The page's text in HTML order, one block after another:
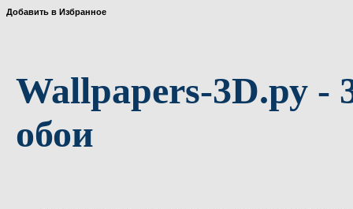
Добавить в Избранное
Wallpapers-3D.ру -
обои